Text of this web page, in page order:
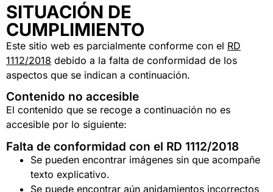
SITUACIÓN DE
CUMPLIMIENTO
Este sitio web es parcialmente conforme con el RD
1112/2018 debido a la falta de conformidad de los
aspectos que se indican a continuación.
Contenido no accesible
El contenido que se recoge a continuación no es
accesible por lo siguiente:
Falta de conformidad con el RD 1112/2018
Se pueden encontrar imágenes sin que acompañe
texto explicativo.
Se puede encontrar aún anidamientos incorrectos